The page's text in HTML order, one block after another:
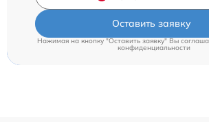
Оставить заявку
Нажимая на кнопку "Оставить заявку" Вы
конфиденциальности